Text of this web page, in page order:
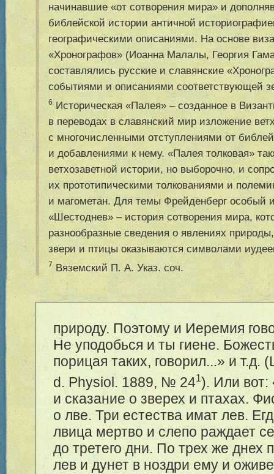
начинавшие «от сотворения мира» и
библейской истории античной
географическими описаниями. На основе
«Хронографов» (Иоанна Малалы, Георгия
составлялись русские и славянские
событиями и описаниями соответствующей
6 Историческая «Палея» – созданное в
в переводах в славянский мир изложение
с многочисленными отступлениями от
и добавлениями к нему. «Палея толковая»
ветхозаветной истории, но выборочно, и
их прототипическими толкованиями и
и магометан. Для темы Фрейденберг особый
«Шестоднев» – история сотворения мира,
разнообразные сведения о явлениях
звери и птицы оказываются символами
7 Вяземский П. А. Указ. соч.
природу. Поэтому и Иеремия
Не уподобься и ты гиене.
порицая таких, говорил...» и т.д.
d. Physiol. 1889, № 241). Или вот:
и сказание о зверех и птахах.
о лве. Три естества имат лев.
лвица мертво и слепо раждает
до третего дни. По трех же днех
лев и дунет в ноздри ему и